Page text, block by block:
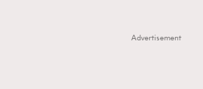
Advertisement